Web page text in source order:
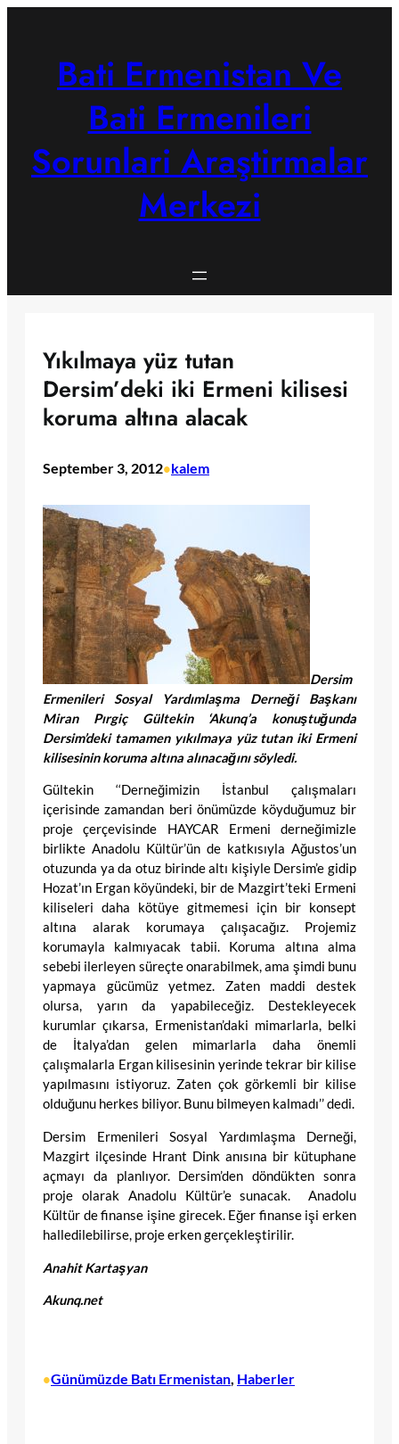
Bati Ermenistan Ve
Bati Ermenileri
Sorunlari Araştirmalar
Merkezi
Yıkılmaya yüz tutan
Dersim’deki iki Ermeni kilisesi
koruma altına alacak
September 3, 2012•kalem
Dersim
Ermenileri Sosyal Yardımlaşma Derneği Başkanı
Miran Pırgiç Gültekin ‘Akunq’a konuştuğunda
Dersim’deki tamamen yıkılmaya yüz tutan iki Ermeni
kilisesinin koruma altına alınacağını söyledi.
Gültekin ‘‘Derneğimizin İstanbul çalışmaları
içerisinde zamandan beri önümüzde köyduğumuz bir
proje çerçevisinde HAYCAR Ermeni derneğimizle
birlikte Anadolu Kültür’ün de katkısıyla Ağustos’un
otuzunda ya da otuz birinde altı kişiyle Dersim’e gidip
Hozat’ın Ergan köyündeki, bir de Mazgirt’teki Ermeni
kiliseleri daha kötüye gitmemesi için bir konsept
altına alarak korumaya çalışacağız. Projemiz
korumayla kalmıyacak tabii. Koruma altına alma
sebebi ilerleyen süreçte onarabilmek, ama şimdi bunu
yapmaya gücümüz yetmez. Zaten maddi destek
olursa, yarın da yapabileceğiz. Destekleyecek
kurumlar çıkarsa, Ermenistan’daki mimarlarla, belki
de İtalya’dan gelen mimarlarla daha önemli
çalışmalarla Ergan kilisesinin yerinde tekrar bir kilise
yapılmasını istiyoruz. Zaten çok görkemli bir kilise
olduğunu herkes biliyor. Bunu bilmeyen kalmadı’’ dedi.
Dersim Ermenileri Sosyal Yardımlaşma Derneği,
Mazgirt ilçesinde Hrant Dink anısına bir kütuphane
açmayı da planlıyor. Dersim’den döndükten sonra
proje olarak Anadolu Kültür’e sunacak. Anadolu
Kültür de finanse işine girecek. Eğer finanse işi erken
halledilebilirse, proje erken gerçekleştirilir.
Anahit Kartaşyan
Akunq.net
•Günümüzde Batı Ermenistan, Haberler